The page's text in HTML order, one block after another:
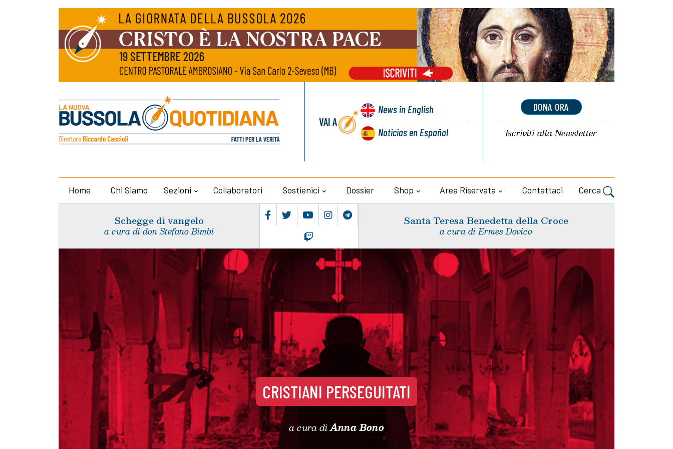
VAI A
Newsin English
Noticiasen Español
DONA ORA
Iscriviti allaNewsletter
Home Chi Siamo Sezioni Collaboratori Sostienici Dossier Shop Area Riservata Contattaci Cerca
Schegge di vangelo
a cura di don Stefano Bimbi
Santa Teresa Benedetta della Croce
a cura di Ermes Dovico
CRISTIANI PERSEGUITATI
a cura diAnna Bono